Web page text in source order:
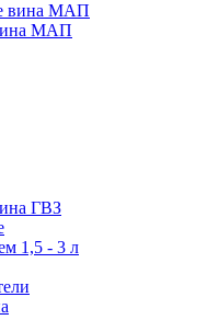
вина МАП
МАП
ГВЗ
1,5 - 3 л